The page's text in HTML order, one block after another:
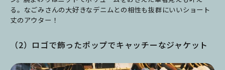
る。なごみさんの大好きなデニムとの相性も抜群にいいショート
丈のアウター！
（2）ロゴで飾ったポップでキャッチーなジャケット